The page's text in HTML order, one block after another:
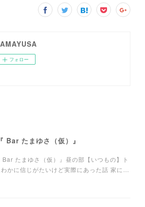
フォロー
たまゆさ（仮）』
たまゆさ（仮）』昼の部【いつもの】ト
かに信じがたいけど実際にあった話 家に…